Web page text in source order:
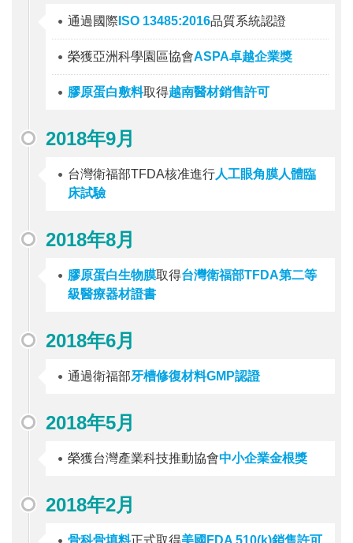
通過國際 ISO 13485:2016品質系統認證
榮獲亞洲科學園區協會ASPA卓越企業獎
膠原蛋白敷料取得越南醫材銷售許可
2018年9月
台灣衛福部TFDA核准進行人工眼角膜人體臨
床試驗
2018年8月
膠原蛋白生物膜取得台灣衛福部TFDA第二等
級醫療器材證書
2018年6月
通過衛福部牙槽修復材料GMP認證
2018年5月
榮獲台灣產業科技推動協會中小企業金根獎
2018年2月
骨科骨填料正式取得美國FDA 510(k)銷售許可